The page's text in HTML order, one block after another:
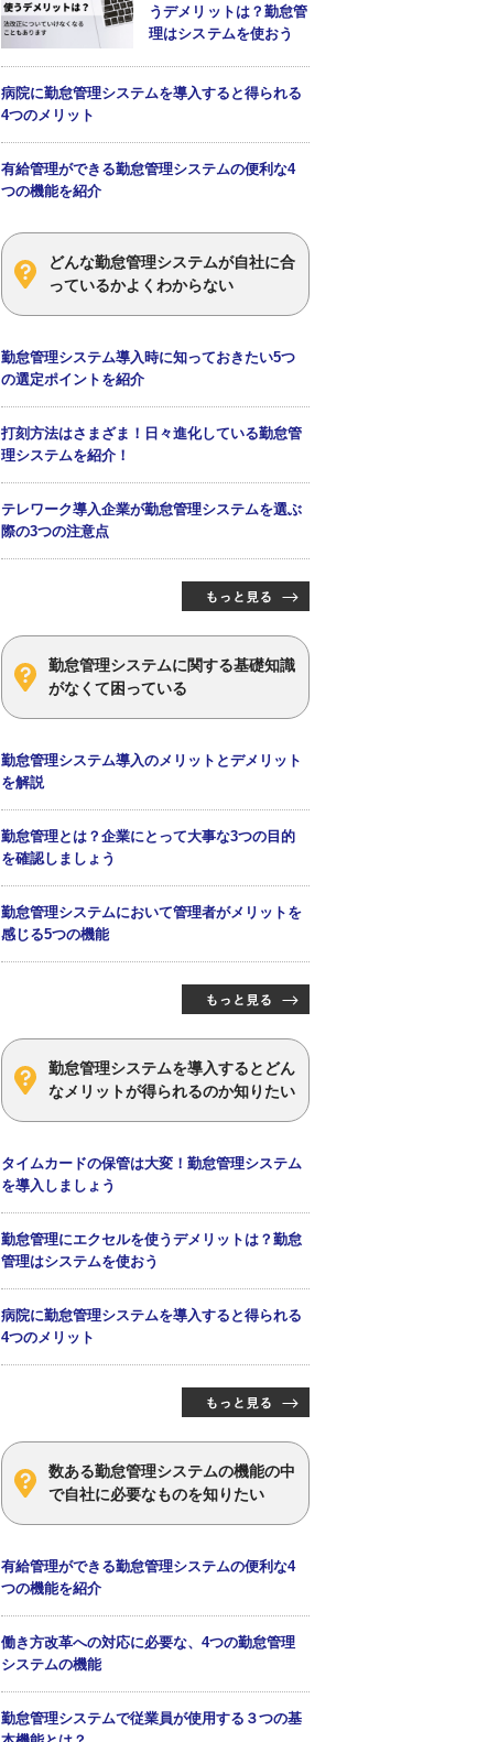
うデメリットは？勤怠管
理はシステムを使おう
病院に勤怠管理システムを導入すると得られる
4つのメリット
有給管理ができる勤怠管理システムの便利な4
つの機能を紹介
どんな勤怠管理システムが自社に合
っているかよくわからない
勤怠管理システム導入時に知っておきたい5つ
の選定ポイントを紹介
打刻方法はさまざま！日々進化している勤怠管
理システムを紹介！
テレワーク導入企業が勤怠管理システムを選ぶ
際の3つの注意点
勤怠管理システムに関する基礎知識
がなくて困っている
勤怠管理システム導入のメリットとデメリット
を解説
勤怠管理とは？企業にとって大事な3つの目的
を確認しましょう
勤怠管理システムにおいて管理者がメリットを
感じる5つの機能
勤怠管理システムを導入するとどん
なメリットが得られるのか知りたい
タイムカードの保管は大変！勤怠管理システム
を導入しましょう
勤怠管理にエクセルを使うデメリットは？勤怠
管理はシステムを使おう
病院に勤怠管理システムを導入すると得られる
4つのメリット
数ある勤怠管理システムの機能の中
で自社に必要なものを知りたい
有給管理ができる勤怠管理システムの便利な4
つの機能を紹介
働き方改革への対応に必要な、4つの勤怠管理
システムの機能
勤怠管理システムで従業員が使用する３つの基